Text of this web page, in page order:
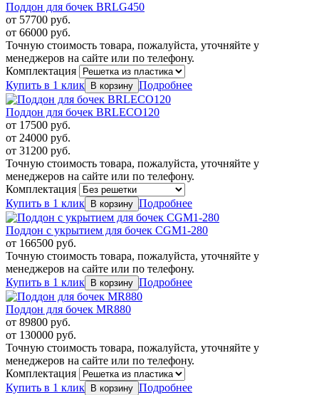
Поддон для бочек BRLG450
от 57700 руб.
от 66000 руб.
Точную стоимость товара, пожалуйста, уточняйте у
менеджеров на сайте или по телефону.
Комплектация
Купить в 1 клик
Подробнее
Поддон для бочек BRLECO120
от 17500 руб.
от 24000 руб.
от 31200 руб.
Точную стоимость товара, пожалуйста, уточняйте у
менеджеров на сайте или по телефону.
Комплектация
Купить в 1 клик
Подробнее
Поддон с укрытием для бочек CGM1-280
от 166500 руб.
Точную стоимость товара, пожалуйста, уточняйте у
менеджеров на сайте или по телефону.
Купить в 1 клик
Подробнее
Поддон для бочек MR880
от 89800 руб.
от 130000 руб.
Точную стоимость товара, пожалуйста, уточняйте у
менеджеров на сайте или по телефону.
Комплектация
Купить в 1 клик
Подробнее